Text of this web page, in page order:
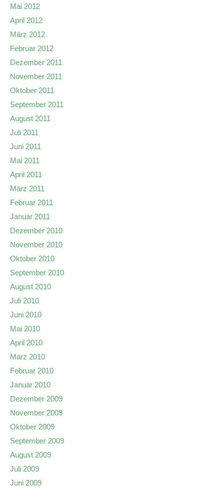
Mai 2012
April 2012
März 2012
Februar 2012
Dezember 2011
November 2011
Oktober 2011
September 2011
August 2011
Juli 2011
Juni 2011
Mai 2011
April 2011
März 2011
Februar 2011
Januar 2011
Dezember 2010
November 2010
Oktober 2010
September 2010
August 2010
Juli 2010
Juni 2010
Mai 2010
April 2010
März 2010
Februar 2010
Januar 2010
Dezember 2009
November 2009
Oktober 2009
September 2009
August 2009
Juli 2009
Juni 2009